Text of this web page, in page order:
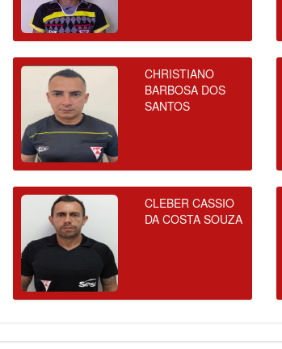
CHRISTIANO
BARBOSA DOS
SANTOS
CLEBER CASSIO
DA COSTA SOUZA